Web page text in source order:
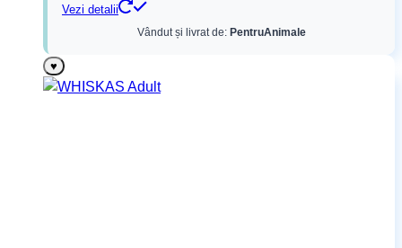
Vezi detalii
Vândut și livrat de: PentruAnimale
♥